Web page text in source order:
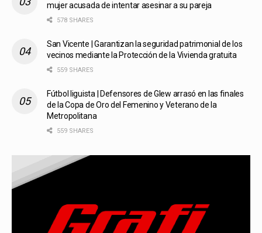
mujer acusada de intentar asesinar a su pareja
578 SHARES
San Vicente | Garantizan la seguridad patrimonial de los
vecinos mediante la Protección de la Vivienda gratuita
559 SHARES
Fútbol liguista | Defensores de Glew arrasó en las finales
de la Copa de Oro del Femenino y Veterano de la
Metropolitana
559 SHARES